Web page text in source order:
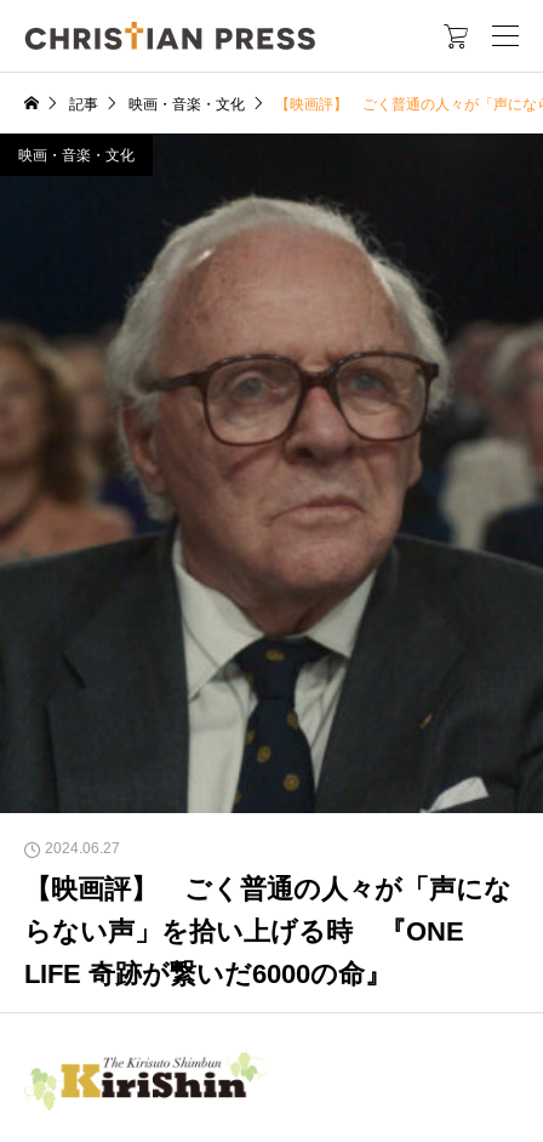

記事 映画・音楽・文化 【映画評】 ごく普通の人々が「声に
映画・音楽・文化
2024.06.27
【映画評】 ごく普通の人々が「声にな
らない声」を拾い上げる時 『ONE
LIFE 奇跡が繋いだ6000の命』